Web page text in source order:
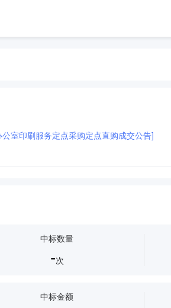
室印刷服务定点采购定点直购成交公告]
刷服务印刷服务印刷服务
印刷服务 活动策划 喷绘
中标数量
-次
中标金额